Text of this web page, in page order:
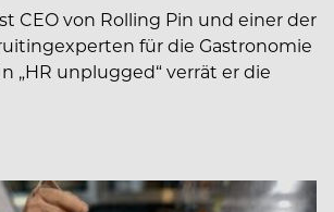
CEO von Rolling Pin und einer der
für die Gastronomie
­­„HR unplugged“ verrät er die